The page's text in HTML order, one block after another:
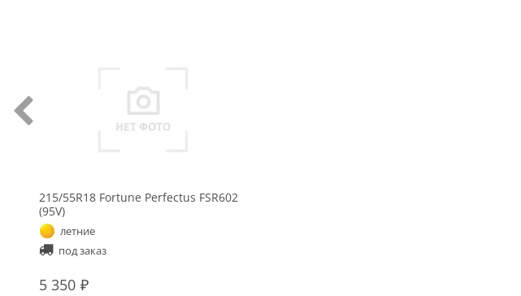
215/55R18 Fortune Perfectus FSR602
(95V)
летние
под заказ
5 350